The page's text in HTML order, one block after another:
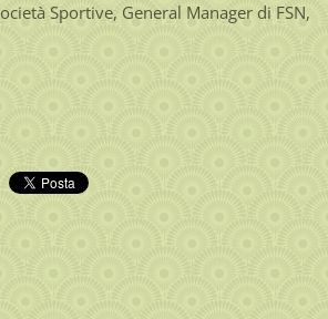
Sportive, General Manager di FSN,